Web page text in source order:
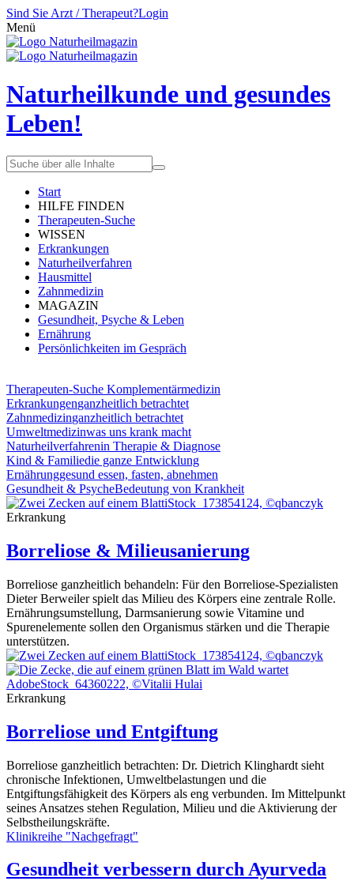
Sind Sie Arzt / Therapeut?Login
Menü
Naturheilkunde und gesundes
Leben!
Start
HILFE FINDEN
Therapeuten-Suche
WISSEN
Erkrankungen
Naturheilverfahren
Hausmittel
Zahnmedizin
MAGAZIN
Gesundheit, Psyche & Leben
Ernährung
Persönlichkeiten im Gespräch
Therapeuten-Suche Komplementärmedizin
Erkrankungenganzheitlich betrachtet
Zahnmedizinganzheitlich betrachtet
Umweltmedizinwas uns krank macht
Naturheilverfahrenin Therapie & Diagnose
Kind & Familiedie ganze Entwicklung
Ernährunggesund essen, fasten, abnehmen
Gesundheit & PsycheBedeutung von Krankheit
iStock_173854124, ©qbanczyk
Erkrankung
Borreliose & Milieusanierung
Borreliose ganzheitlich behandeln: Für den Borreliose-Spezialisten
Dieter Berweiler spielt das Milieu des Körpers eine zentrale Rolle.
Ernährungsumstellung, Darmsanierung sowie Vitamine und
Spurenelemente sollen den Organismus stärken und die Therapie
unterstützen.
iStock_173854124, ©qbanczyk
AdobeStock_64360222, ©Vitalii Hulai
Erkrankung
Borreliose und Entgiftung
Borreliose ganzheitlich betrachten: Dr. Dietrich Klinghardt sieht
chronische Infektionen, Umweltbelastungen und die
Entgiftungsfähigkeit des Körpers als eng verbunden. Im Mittelpunkt
seines Ansatzes stehen Regulation, Milieu und die Aktivierung der
Selbstheilungskräfte.
Klinikreihe "Nachgefragt"
Gesundheit verbessern durch Ayurveda